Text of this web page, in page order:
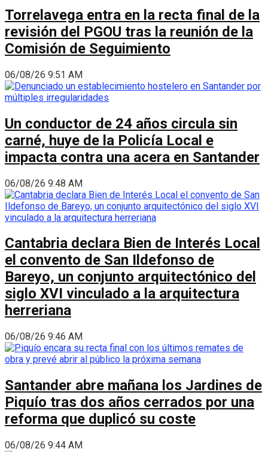
Torrelavega entra en la recta final de la
revisión del PGOU tras la reunión de la
Comisión de Seguimiento
06/08/26 9:51 AM
Un conductor de 24 años circula sin
carné, huye de la Policía Local e
impacta contra una acera en Santander
06/08/26 9:48 AM
Cantabria declara Bien de Interés Local
el convento de San Ildefonso de
Bareyo, un conjunto arquitectónico del
siglo XVI vinculado a la arquitectura
herreriana
06/08/26 9:46 AM
Santander abre mañana los Jardines de
Piquío tras dos años cerrados por una
reforma que duplicó su coste
06/08/26 9:44 AM